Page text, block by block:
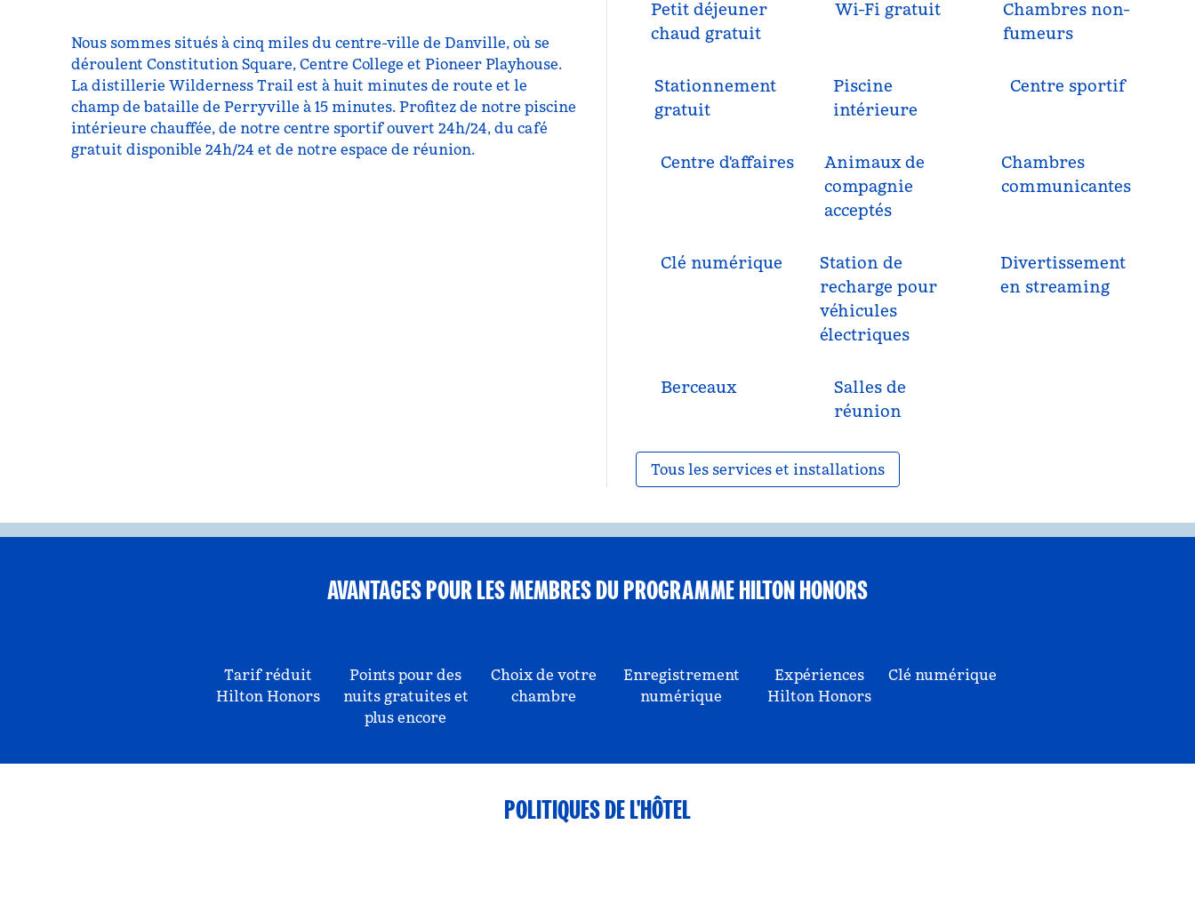
Nous sommes situés à cinq miles du centre-ville de Danville, où se
déroulent Constitution Square, Centre College et Pioneer Playhouse.
La distillerie Wilderness Trail est à huit minutes de route et le
champ de bataille de Perryville à 15 minutes. Profitez de notre piscine
intérieure chauffée, de notre centre sportif ouvert 24h/24, du café
gratuit disponible 24h/24 et de notre espace de réunion.
Petit déjeuner
chaud gratuit
Wi-Fi gratuit
Chambres non-
fumeurs
Stationnement
gratuit
Piscine
intérieure
Centre sportif
Centre d'affaires
Animaux de
compagnie
acceptés
Chambres
communicantes
Clé numérique
Station de
recharge pour
véhicules
électriques
Divertissement
en streaming
Berceaux
Salles de
réunion
Tous les services et installations
AVANTAGES POUR LES MEMBRES DU PROGRAMME HILTON HONORS
Tarif réduit
Hilton Honors
Points pour des
nuits gratuites et
plus encore
Choix de votre
chambre
Enregistrement
numérique
Expériences
Hilton Honors
Clé numérique
POLITIQUES DE L'HÔTEL